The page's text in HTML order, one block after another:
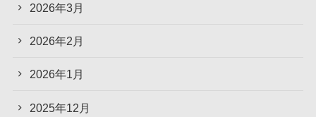
2026年3月
2026年2月
2026年1月
2025年12月